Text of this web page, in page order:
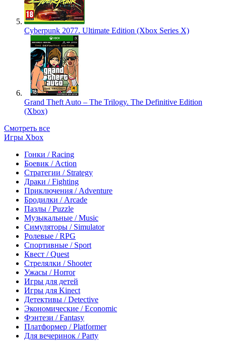
Cyberpunk 2077. Ultimate Edition (Xbox Series X)
Grand Theft Auto – The Trilogy. The Definitive Edition
(Xbox)
Смотреть все
Игры Xbox
Гонки / Racing
Боевик / Action
Стратегии / Strategy
Драки / Fighting
Приключения / Adventure
Бродилки / Arcade
Пазлы / Puzzle
Музыкальные / Music
Симуляторы / Simulator
Ролевые / RPG
Спортивные / Sport
Квест / Quest
Стрелялки / Shooter
Ужасы / Horror
Игры для детей
Игры для Kinect
Детективы / Detective
Экономические / Economic
Фэнтези / Fantasy
Платформер / Platformer
Для вечеринок / Party